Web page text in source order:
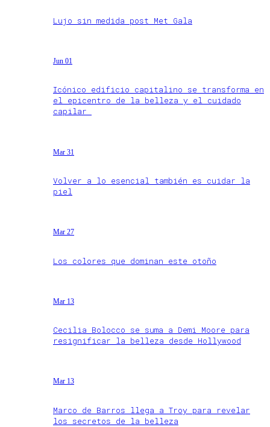
Lujo sin medida post Met Gala
Jun 01
Icónico edificio capitalino se transforma en
el epicentro de la belleza y el cuidado
capilar
Mar 31
Volver a lo esencial también es cuidar la
piel
Mar 27
Los colores que dominan este otoño
Mar 13
Cecilia Bolocco se suma a Demi Moore para
resignificar la belleza desde Hollywood
Mar 13
Marco de Barros llega a Troy para revelar
los secretos de la belleza